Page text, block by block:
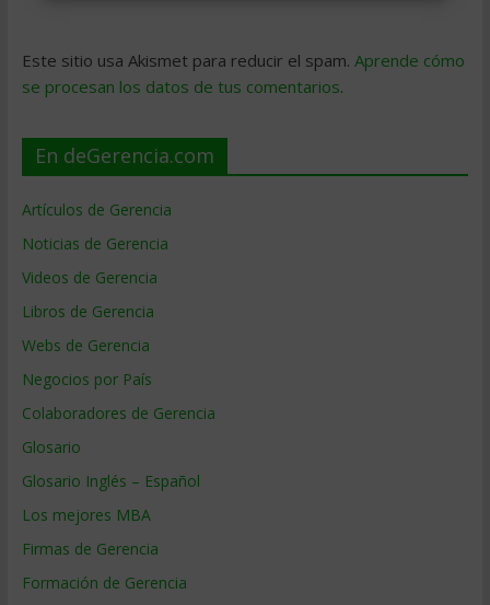
Este sitio usa Akismet para reducir el spam. Aprende cómo
se procesan los datos de tus comentarios.
En deGerencia.com
Artículos de Gerencia
Noticias de Gerencia
Videos de Gerencia
Libros de Gerencia
Webs de Gerencia
Negocios por País
Colaboradores de Gerencia
Glosario
Glosario Inglés – Español
Los mejores MBA
Firmas de Gerencia
Formación de Gerencia